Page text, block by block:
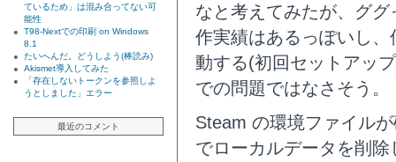
なと考えてみたが、グ
作実績はあるっぽいし
動する(初回セットアッ
での問題ではなさそう。
Steam の環境ファイル
でローカルデータを削
ているため」は混み合ってない可
能性
T98-Nextでの印刷 on Windows
8.1
たいへんだ。どうしよう(棒読み)
Akismet導入してみた
「存在しないトークンを参照しよ
うとしました」エラー
最近のコメント